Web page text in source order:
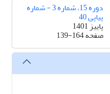
دوره 15، شماره 3 - شماره
پیاپی 40
پاییز 1401
صفحه139-164